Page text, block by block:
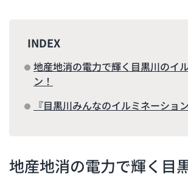
INDEX
地産地消の電力で輝く目黒川のイ
ン！
『目黒川みんなのイルミネーショ
地産地消の電力で輝く目